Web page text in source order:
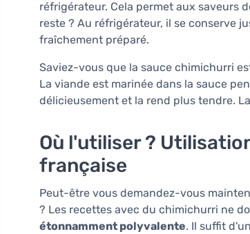
réfrigérateur. Cela permet aux saveurs
reste ? Au réfrigérateur, il se conserve
fraîchement préparé.
Saviez-vous que la sauce chimichurri
La viande est marinée dans la sauce
délicieusement et la rend plus tendre.
Où l'utiliser ?
française
Peut-être vous demandez-vous
? Les recettes avec du chimichurri ne
étonnamment polyvalente. Il suffit